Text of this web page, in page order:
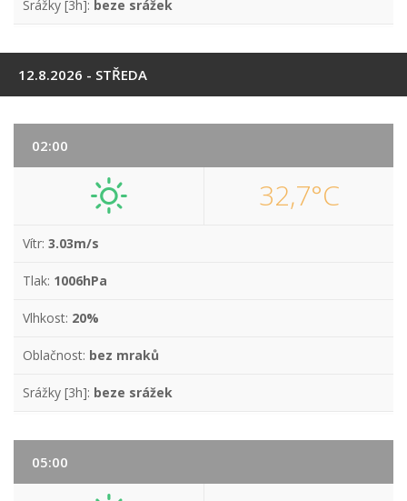
Srážky [3h]: beze srážek
12.8.2026 - STŘEDA
02:00
32,7°C
Vítr: 3.03m/s
Tlak: 1006hPa
Vlhkost: 20%
Oblačnost: bez mraků
Srážky [3h]: beze srážek
05:00